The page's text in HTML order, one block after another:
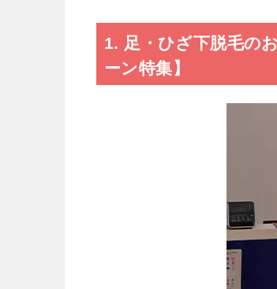
1. 足・ひざ下脱毛の
ーン特集】